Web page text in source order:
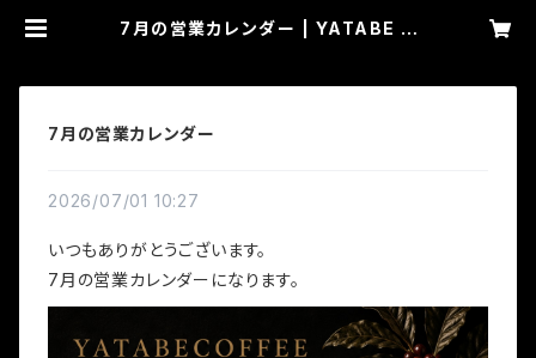
7月の営業カレンダー | YATABE C
7月の営業カレンダー
2026/07/01 10:27
いつもありがとうございます。
7月の営業カレンダーになります。